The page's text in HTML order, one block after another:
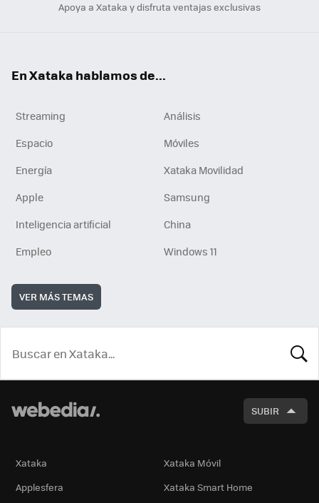
Apoya a Xataka y disfruta ventajas exclusivas
En Xataka hablamos de...
Streaming
Análisis
Espacio
Móviles
Energía
Xataka Movilidad
Apple
Samsung
Inteligencia artificial
China
Empleo
Windows 11
VER MÁS TEMAS
SUBIR
Xataka
Xataka Móvil
Applesfera
Xataka Smart Home